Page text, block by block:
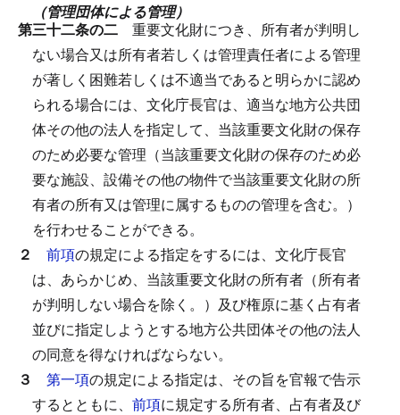
（管理団体による管理）
第三十二条の二 重要文化財につき、所有者が判明し
ない場合又は所有者若しくは管理責任者による管理
が著しく困難若しくは不適当であると明らかに認め
られる場合には、文化庁長官は、適当な地方公共団
体その他の法人を指定して、当該重要文化財の保存
のため必要な管理（当該重要文化財の保存のため必
要な施設、設備その他の物件で当該重要文化財の所
有者の所有又は管理に属するものの管理を含む。）
を行わせることができる。
２ 前項の規定による指定をするには、文化庁長官
は、あらかじめ、当該重要文化財の所有者（所有者
が判明しない場合を除く。）及び権原に基く占有者
並びに指定しようとする地方公共団体その他の法人
の同意を得なければならない。
３ 第一項の規定による指定は、その旨を官報で告示
するとともに、 前項に規定する所有者、占有者及び